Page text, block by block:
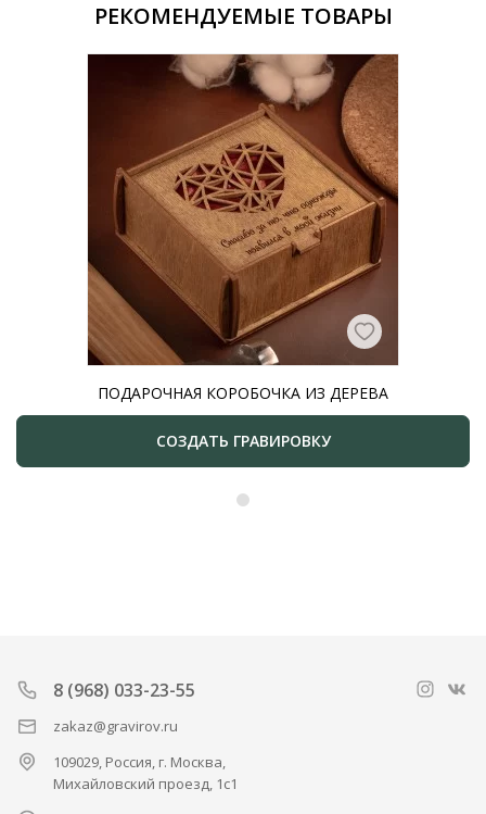
РЕКОМЕНДУЕМЫЕ ТОВАРЫ
ПОДАРОЧНАЯ КОРОБОЧКА ИЗ ДЕРЕВА
СОЗДАТЬ ГРАВИРОВКУ
8 (968) 033-23-55
zakaz@gravirov.ru
109029, Россия, г. Москва,
Михайловский проезд, 1с1